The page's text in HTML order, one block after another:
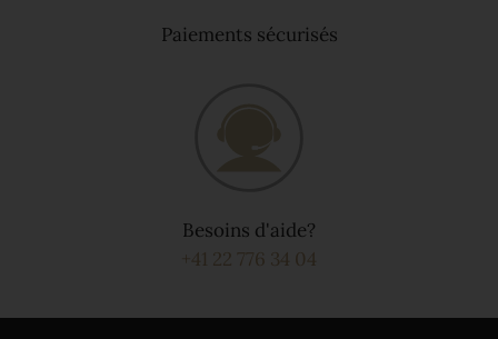
Paiements sécurisés
Besoins d'aide?
+41 22 776 34 04